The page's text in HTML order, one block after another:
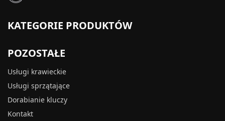
KATEGORIE PRODUKTÓW
POZOSTAŁE
Usługi krawieckie
Usługi sprzątające
Dorabianie kluczy
Kontakt